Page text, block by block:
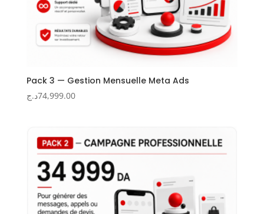
Pack 3 — Gestion Mensuelle Meta Ads
74,999.00د.ج